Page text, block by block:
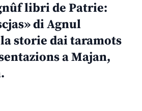
libri de Patrie:
di Agnul
storie dai taramots
a Majan,